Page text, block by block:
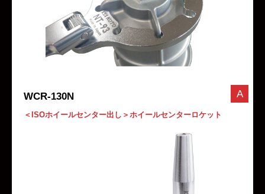
WCR-130N
＜ISOホイールセンター出し＞ホイールセンターロケット
A